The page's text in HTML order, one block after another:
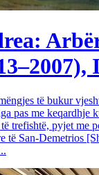
të bukur
pas me keqardhje
trefishtë, pyjet me
të San-Demetrios